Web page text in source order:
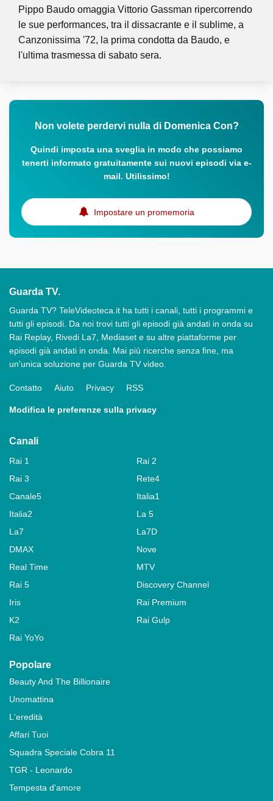
Pippo Baudo omaggia Vittorio Gassman ripercorrendo
le sue performances, tra il dissacrante e il sublime, a
Canzonissima '72, la prima condotta da Baudo, e
l'ultima trasmessa di sabato sera.
Non volete perdervi nulla di Domenica Con?
Quindi imposta una sveglia in modo che possiamo
tenerti informato gratuitamente sui nuovi episodi via e-
mail. Utilissimo!
Impostare un promemoria
Guarda TV.
Guarda TV? TeleVideoteca.it ha tutti i canali, tutti i programmi e
tutti gli episodi. Da noi trovi tutti gli episodi già andati in onda su
Rai Replay, Rivedi La7, Mediaset e su altre piattaforme per
episodi già andati in onda. Mai più ricerche senza fine, ma
un'unica soluzione per Guarda TV video.
Contatto Aiuto Privacy RSS
Modifica le preferenze sulla privacy
Canali
Rai 1
Rai 2
Rai 3
Rete4
Canale5
Italia1
Italia2
La 5
La7
La7D
DMAX
Nove
Real Time
MTV
Rai 5
Discovery Channel
Iris
Rai Premium
K2
Rai Gulp
Rai YoYo
Popolare
Beauty And The Billionaire
Unomattina
L'eredità
Affari Tuoi
Squadra Speciale Cobra 11
TGR - Leonardo
Tempesta d'amore